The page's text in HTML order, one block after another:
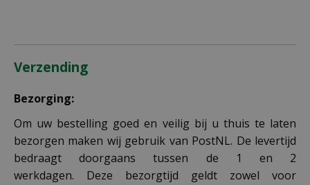
Verzending
Bezorging:
Om uw bestelling goed en veilig bij u thuis te laten
bezorgen maken wij gebruik van PostNL. De levertijd
bedraagt doorgaans tussen de 1 en 2
werkdagen. Deze bezorgtijd geldt zowel voor